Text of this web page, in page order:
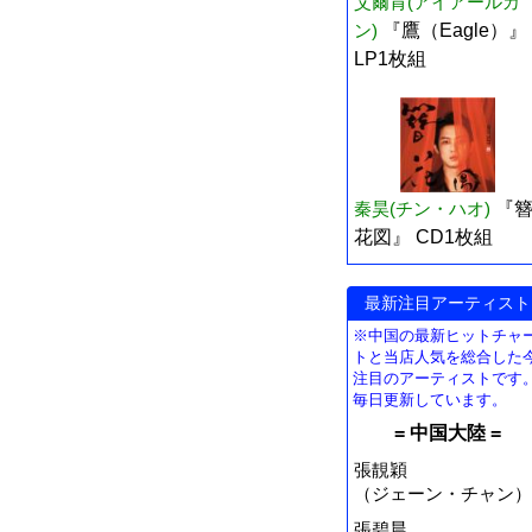
ン)
『鷹（Eagle）』
LP1枚組
秦昊(チン・ハオ)
『簪
花図』 CD1枚組
最新注目アーティスト
※中国の最新ヒットチャ
トと当店人気を総合した
注目のアーティストです。
毎日更新しています。
= 中国大陸 =
張靚穎
（ジェーン・チャン）